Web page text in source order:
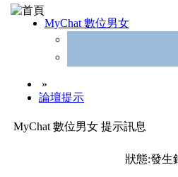
MyChat 數位男女
»
論壇提示
MyChat 數位男女 提示訊息
狀態:發生